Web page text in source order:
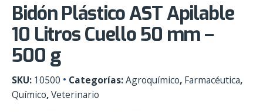
Bidón Plástico AST Apilable
10 Litros Cuello 50 mm –
500 g
SKU: 10500 Categorías:Agroquímico, Farmacéutica,
Químico,Veterinario